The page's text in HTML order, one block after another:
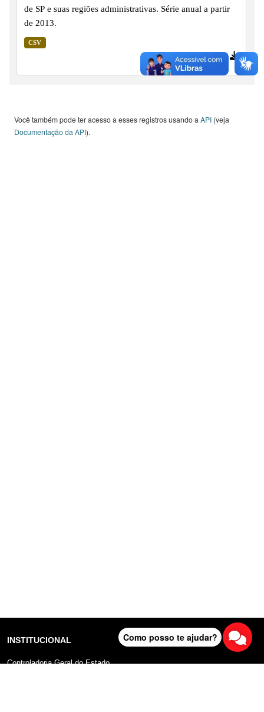
de SP e suas regiões administrativas. Série anual a partir
de 2013.
CSV
97 downloads
Você também pode ter acesso a esses registros usando a API (veja
Documentação da API).
INSTITUCIONAL
Controladoria Geral do Estado
Como posso te ajudar?